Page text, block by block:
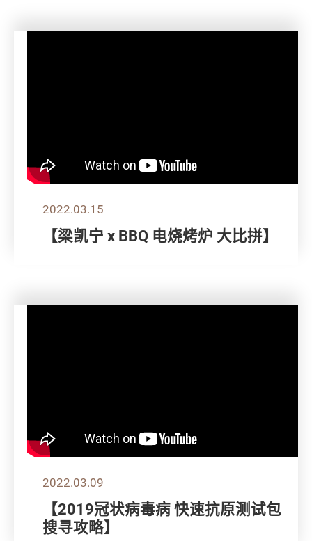
2022.03.15
【梁凯宁 x BBQ 电烧烤炉 大比拼】
2022.03.09
【2019冠状病毒病 快速抗原测试包
搜寻攻略】